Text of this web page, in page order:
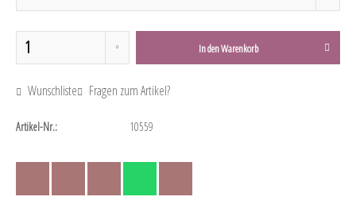
In denWarenkorb
Wunschliste Fragen zum Artikel?
Artikel-Nr.: 10559